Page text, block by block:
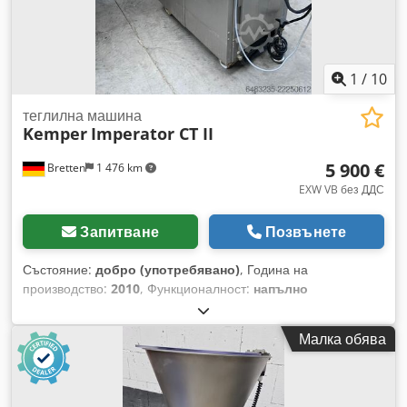
1 / 10
Bretten 1 476 km
теглилна машина
Kemper Imperator CT II
5 900 €
EXW VB без ДДС
Запитване Позвънете
Състояние: добро (употребявано), Година на
производство: 2010, Функционалност: напълно
, номер на машина/превозно средство:
922006, електрически предпазител:16 A, входящо
напрежение:
400 V, мощност:1,1 kW (1,50 к.с.), Imperator
II – многокамерна машина GB 100-600 г / 400-2900 г
Безстепенно регулиране, 150-2900 г (в зависимост от
консистенцията на тестото) Ширина на транспортната
Малка обява